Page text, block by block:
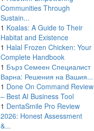
Communities Through
Sustain...
1 Koalas: A Guide to Their
Habitat and Existence
1 Halal Frozen Chicken: Your
Complete Handbook
1 Бърз Семеен Специалист
Варна: Решения на Вашия...
1 Done On Command Review
– Best AI Business Tool
1 DentaSmile Pro Review
2026: Honest Assessment
&...